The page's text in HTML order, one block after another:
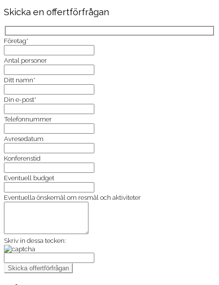
Skicka en offertförfrågan
Företag*
Antal personer
Ditt namn*
Din e-post*
Telefonnummer
Avresedatum
Konferenstid
Eventuell budget
Eventuella önskemål om resmål och aktiviteter
Skriv in dessa tecken: